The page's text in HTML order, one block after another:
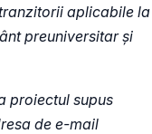
aplicabile la
preuniversitar și
proiectul supus
de e-mail